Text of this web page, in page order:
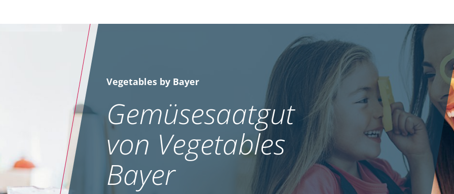
Vegetables by Bayer
Gemüsesaatgut
von Vegetables
Bayer